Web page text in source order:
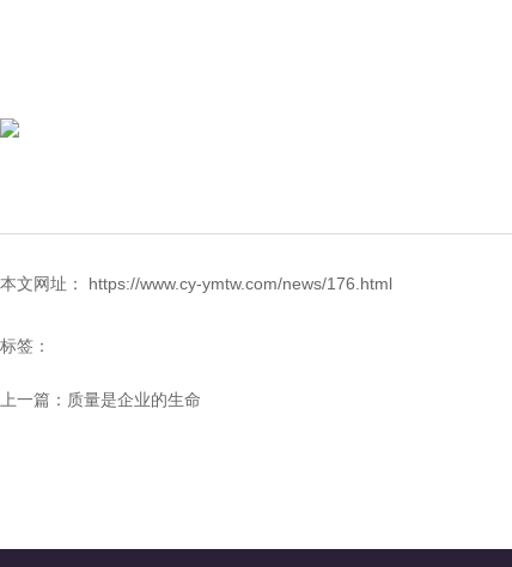
本文网址： https://www.cy-ymtw.com/news/176.html
标签：
上一篇： 质量是企业的生命